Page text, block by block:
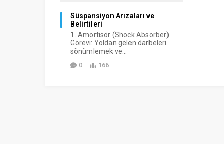
Süspansiyon Arızaları ve
Belirtileri
1. Amortisör (Shock Absorber)
Görevi: Yoldan gelen darbeleri
sönümlemek ve...
0 166